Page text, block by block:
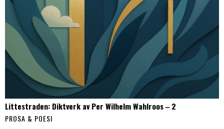
Littestraden: Diktverk av Per Wilhelm Wahlroos ‒ 2
PROSA & POESI